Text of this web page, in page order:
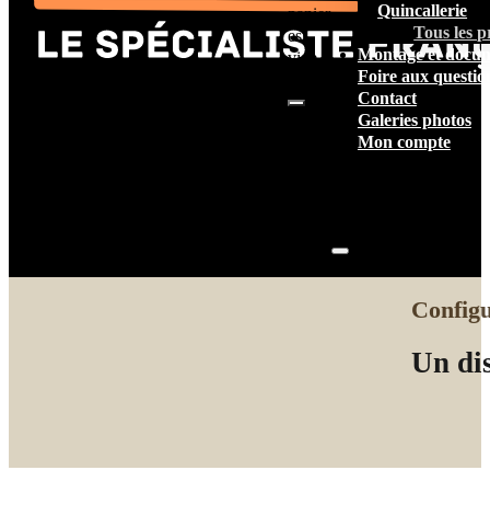
Quincallerie
Tous les
Montage et
Foire aux
Contact
Galeries photos
Mon compte
panier
est
vide.
Un